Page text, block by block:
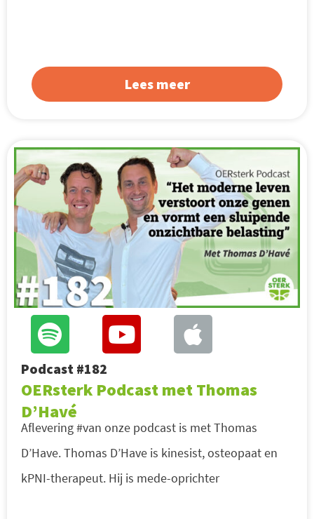
Lees meer
Podcast #182
OERsterk Podcast met Thomas
D’Havé
Aflevering #van onze podcast is met Thomas
D’Have. Thomas D’Have is kinesist, osteopaat en
kPNI-therapeut. Hij is mede-oprichter